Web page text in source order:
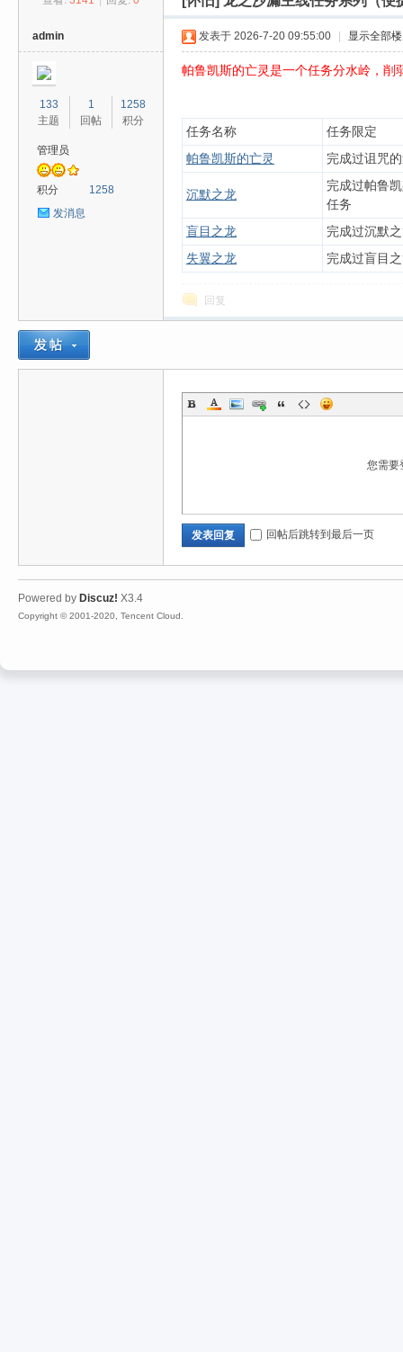
› › ›
admin
133
主题
1
回帖
1258
积分
管理员
积分
1258
发消息
发表于 2026-7-20 09:55:00 显示全部
帕鲁凯斯的亡灵是一个任务分水岭，削
任务名称
任务限定
帕鲁凯斯的亡灵
完成过诅咒
沉默之龙
完成过帕鲁
任务
盲目之龙
完成过沉默
失翼之龙
完成过盲目
回复
您需要
发表回复 回帖后跳转到最后一页
Powered by Discuz! X3.4
Copyright © 2001-2020, Tencent Cloud.